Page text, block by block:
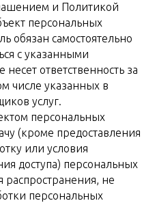
и Политикой
персональных
обязан самостоятельно
с указанными
ответственность за
числе указанных в
услуг.
персональных
(кроме предоставления
или условия
доступа) персональных
не
персональных